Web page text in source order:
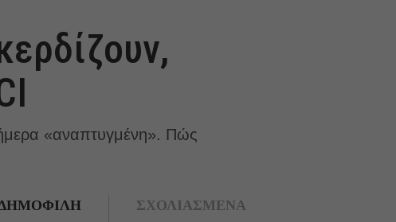
«αναπτυγμένη». Πώς
ΣΧΟΛΙΑΣΜΕΝΑ